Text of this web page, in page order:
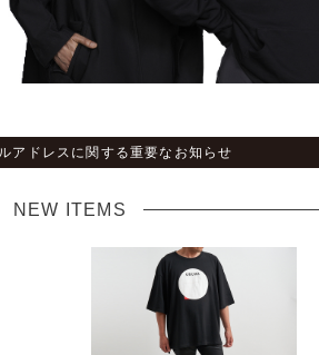
アドレスに関する重要なお知らせ
NEW ITEMS